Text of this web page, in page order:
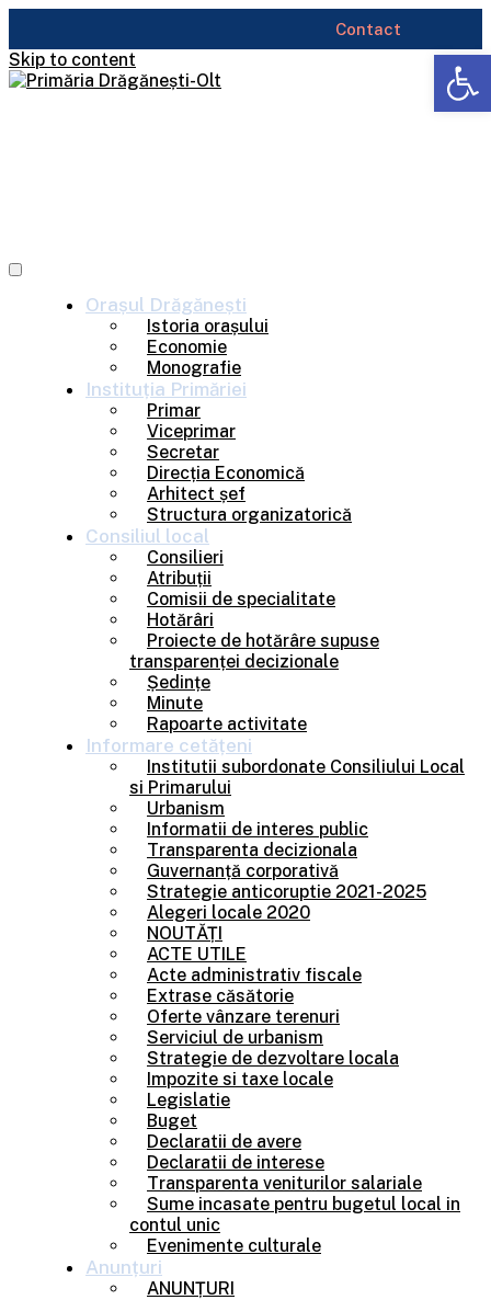
Skip to content
Orașul Drăgănești
Istoria orașului
Economie
Monografie
Instituția Primăriei
Primar
Viceprimar
Secretar
Direcția Economică
Arhitect șef
Structura organizatorică
Consiliul local
Consilieri
Atribuții
Comisii de specialitate
Hotărâri
Proiecte de hotărâre supuse
transparenței decizionale
Ședințe
Minute
Rapoarte activitate
Informare cetățeni
Institutii subordonate Consiliului Local
si Primarului
Urbanism
Informatii de interes public
Transparenta decizionala
Guvernanță corporativă
Strategie anticoruptie 2021-2025
Alegeri locale 2020
NOUTĂȚI
ACTE UTILE
Acte administrativ fiscale
Extrase căsătorie
Oferte vânzare terenuri
Serviciul de urbanism
Strategie de dezvoltare locala
Impozite si taxe locale
Legislatie
Buget
Declaratii de avere
Declaratii de interese
Transparenta veniturilor salariale
Sume incasate pentru bugetul local in
contul unic
Evenimente culturale
Anunțuri
ANUNȚURI
Contact